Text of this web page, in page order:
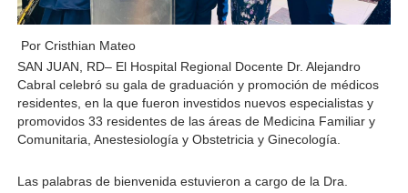
Por Cristhian Mateo
SAN JUAN, RD– El Hospital Regional Docente Dr. Alejandro
Cabral celebró su gala de graduación y promoción de médicos
residentes, en la que fueron investidos nuevos especialistas y
promovidos 33 residentes de las áreas de Medicina Familiar y
Comunitaria, Anestesiología y Obstetricia y Ginecología.
Las palabras de bienvenida estuvieron a cargo de la Dra.